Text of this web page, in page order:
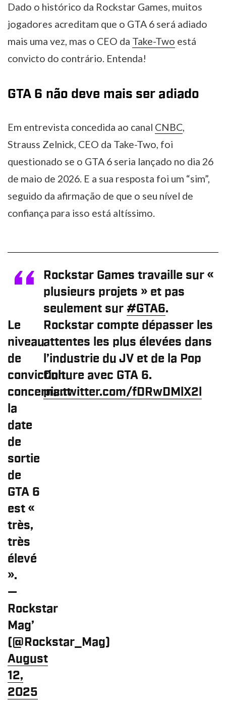
Dado o histórico da Rockstar Games, muitos
jogadores acreditam que o GTA 6 será adiado
mais uma vez, mas o CEO da Take-Two está
convicto do contrário. Entenda!
GTA 6 não deve mais ser adiado
Em entrevista concedida ao canal CNBC,
Strauss Zelnick, CEO da Take-Two, foi
questionado se o GTA 6 seria lançado no dia 26
de maio de 2026. E a sua resposta foi um “sim”,
seguido da afirmação de que o seu nível de
confiança para isso está altíssimo.
Rockstar Games travaille sur «
plusieurs projets » et pas
seulement sur#GTA6.
Le
niveau
de
conviction
concernant
la
date
de
sortie
de
GTA 6
est «
très,
très
élevé
».
Rockstar compte dépasser les
attentes les plus élevées dans
l’industrie du JV et de la Pop
Culture avec GTA 6.
pic.twitter.com/fDRwDMlX2l
—
Rockstar
Mag’
(@Rockstar_Mag)
August
12,
2025